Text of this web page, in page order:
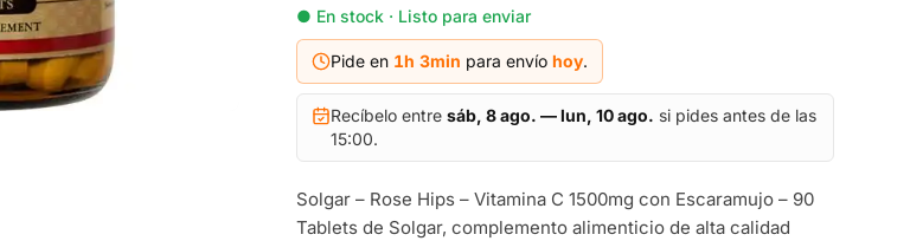
● En stock · Listo para enviar
Pide en 1h 3min para envío hoy.
Recíbelo entre sáb, 8 ago. — lun, 10 ago. si pides antes de las
15:00.
Solgar – Rose Hips – Vitamina C 1500mg con Escaramujo – 90
Tablets de Solgar, complemento alimenticio de alta calidad